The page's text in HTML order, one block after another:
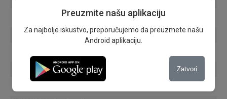
Svetla za maglu
Senzori za svetla
Putni računar
Preuzmite našu aplikaciju
Za najbolje iskustvo, preporučujemo da preuzmete našu
Android aplikaciju.
Zatvori